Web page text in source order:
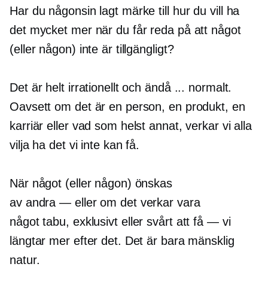
Har du någonsin lagt märke till hur du vill ha
det mycket mer när du får reda på att något
(eller någon) inte är tillgängligt?
Det är helt irrationellt och ändå ... normalt.
Oavsett om det är en person, en produkt, en
karriär eller vad som helst annat, verkar vi alla
vilja ha det vi inte kan få.
När något (eller någon) önskas
av andra — ellerom det verkar vara
någottabu, exklusivt eller svårt attfå — vi
längtar mer efter det. Det är bara mänsklig
natur.